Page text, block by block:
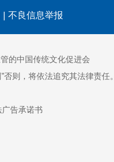
不良信息举报
的中国传统文化促进会
则，将依法追究其法律责任。
告承诺书